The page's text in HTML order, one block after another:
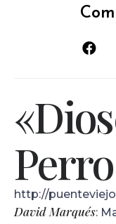
http://
David Marqués: